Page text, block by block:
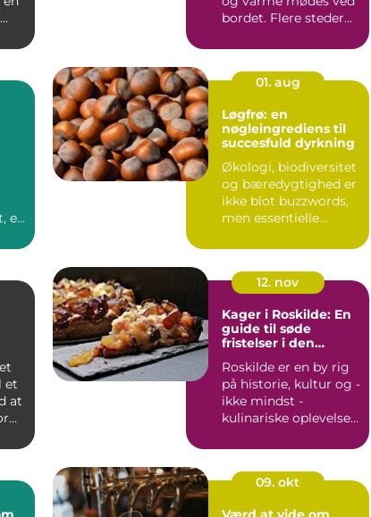
bordet. Flere steder...
er
01. aug
Løgfrø: en
nøgleingrediens til
succesfuld dyrkning
Økologi, biodiversitet
og bæredygtighed er
ikke blot buzzwords,
men essentielle
et
at
12. nov
Kager i Roskilde: En
guide til søde
fristelser i den
Roskilde er en by rig
på historie, kultur og -
ikke mindst -
kulinariske oplevelser.
09. okt